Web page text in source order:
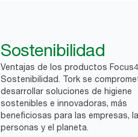
Sostenibilidad
Ventajas de los productos Focus4
Sostenibilidad. Tork se
desarrollar soluciones de higiene
sostenibles e innovadoras, más
beneficiosas para las empresas,
personas y el planeta.